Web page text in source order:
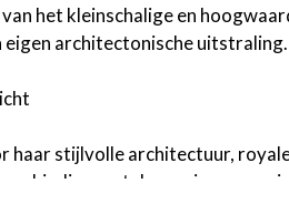
het kleinschalige en
eigen architectonische
haar stijlvolle architectuur,
verbinding met de woning en